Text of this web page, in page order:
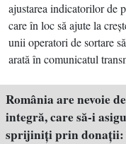
ajustarea indicatorilor de
care în loc să ajute la
unii operatori de sortare
arată în comunicatul
România are nevoie
integră, care să-i
sprijiniţi prin donaţii: